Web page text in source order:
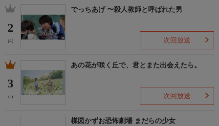
2
(4)
でっちあげ 〜殺人教師と呼ばれた男
次回放送
3
(-)
あの花が咲く丘で、君とまた出会えたら。
次回放送
楳図かずお恐怖劇場 まだらの少女